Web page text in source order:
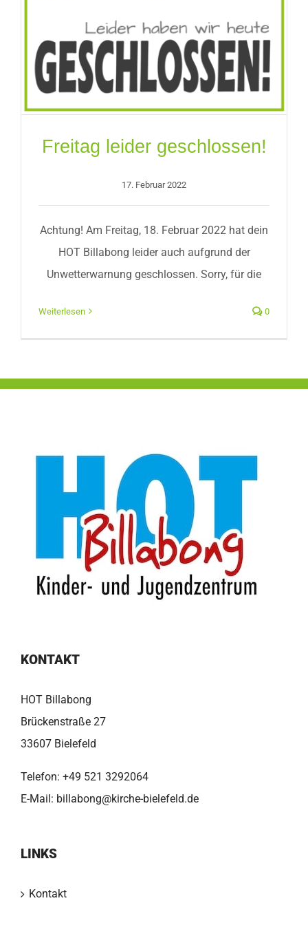
Freitag leider geschlossen!
17. Februar 2022
Achtung! Am Freitag, 18. Februar 2022 hat dein
HOT Billabong leider auch aufgrund der
Unwetterwarnung geschlossen. Sorry, für die
Weiterlesen 0
KONTAKT
HOT Billabong
Brückenstraße 27
33607 Bielefeld
Telefon: +49 521 3292064
E-Mail: billabong@kirche-bielefeld.de
LINKS
Kontakt